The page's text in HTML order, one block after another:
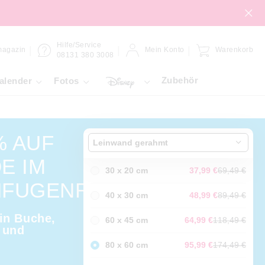
Hilfe/Service
08131 380 3008
Mein Konto Warenkorb
Fotos Zubehör
AUF
IM
Buche,
Leinwand gerahmt
30 x 20 cm 37,99 €69,49 €
40 x 30 cm 48,99 €89,49 €
60 x 45 cm 64,99 €118,49 €
80 x 60 cm 95,99 €174,49 €